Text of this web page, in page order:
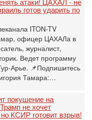
готов ударить по
ITON-TV
офицер ЦАХАЛа в
журналист,
Ведет программу
Арье. 📌Подпишитесь
Тамара:…
покушение на
не хочет
КСИР готовит взрыв!